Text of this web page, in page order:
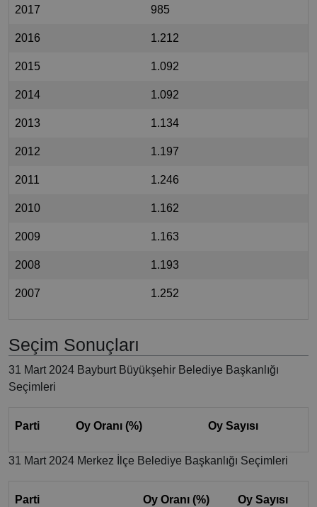
2017 985
2016 1.212
2015 1.092
2014 1.092
2013 1.134
2012 1.197
2011 1.246
2010 1.162
2009 1.163
2008 1.193
2007 1.252
Seçim Sonuçları
31 Mart 2024 Bayburt Büyükşehir Belediye Başkanlığı
Seçimleri
Parti Oy Oranı (%) Oy Sayısı
31 Mart 2024 Merkez İlçe Belediye Başkanlığı Seçimleri
Parti Oy Oranı (%) Oy Sayısı